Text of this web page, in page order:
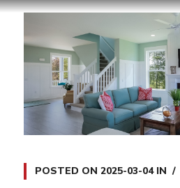
POSTED ON 2025-03-04IN